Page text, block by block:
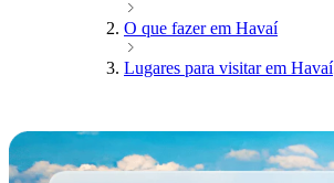
O que fazer em Havaí
Lugares para visitar em Havaí